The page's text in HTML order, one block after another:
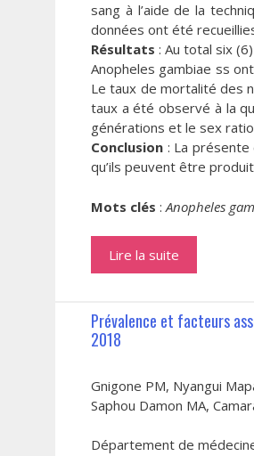
sang à l’aide de la
données ont été
Résultats : Au total six
Anopheles gambiae ss
Le taux de mortalité des
taux a été observé à la
générations et le sex
Conclusion : La présente
qu’ils peuvent être
Mots clés : Anopheles
Lire la suite
Prévalence et facteurs
2018
Gnigone PM, Nyangui
Saphou Damon MA,
Département de